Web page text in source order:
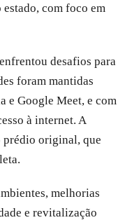
com foco em
desafios para
foram mantidas
e Google Meet, e com
à internet. A
prédio original, que
melhorias
e revitalização